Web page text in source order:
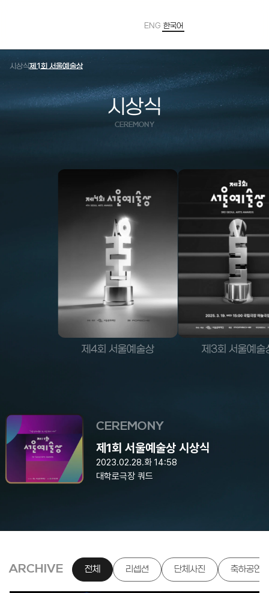
ENG 한국어
시상식제1회 서울예술상
시상식
CEREMONY
제4회 서울예술상
2025
제3회 서울예술
CEREMONY
제1회 서울예술상 시상식
2023.02.28.화 14:58
대학로극장 쿼드
ARCHIVE 전체 리셉션 단체사진 축하공연